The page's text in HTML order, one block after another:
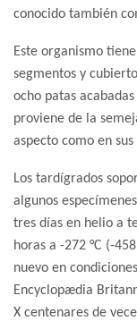
conocido también
Este organismo
segmentos y
ocho patas
proviene de la
aspecto como en sus
Los tardígrados
algunos
tres días en helio a
horas a -272 °C (-
nuevo en
Encyclopædia
X centenares de